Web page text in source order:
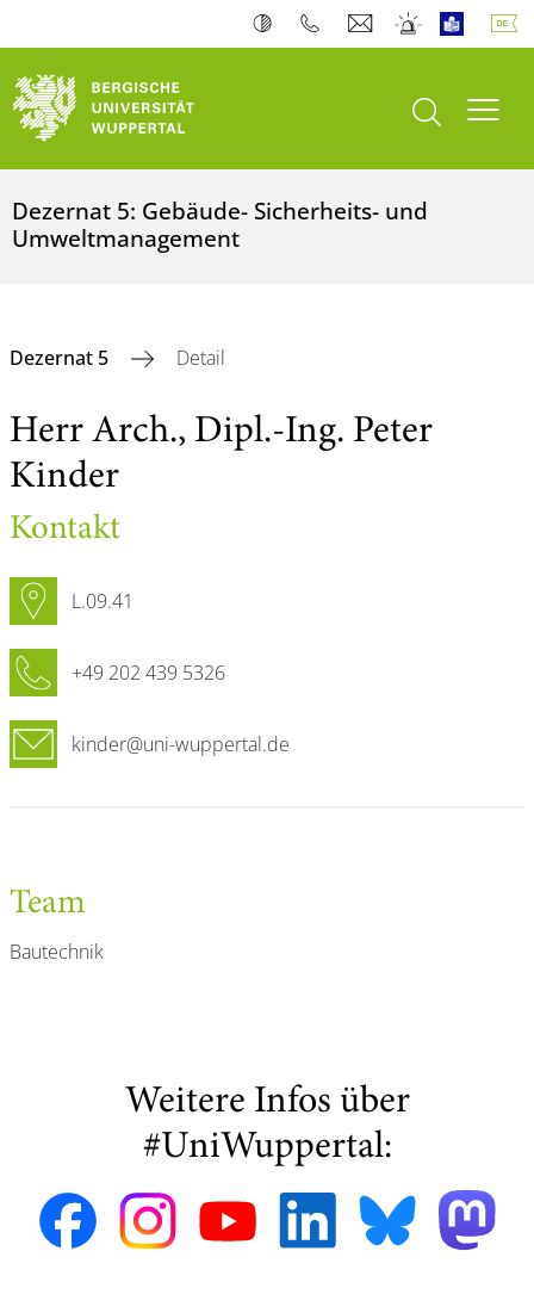
Suche öffnen
Dezernat 5: Gebäude- Sicherheits- und
Umweltmanagement
Dezernat 5 Detail
Herr Arch., Dipl.-Ing. Peter
Kinder
Kontakt
L.09.41
+49 202 439 5326
kinder@uni-wuppertal.de
Team
Bautechnik
Weitere Infos über
#UniWuppertal: